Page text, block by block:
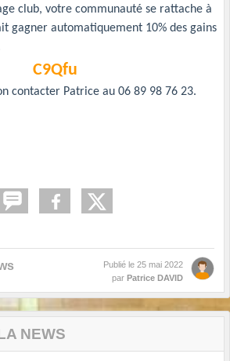
club, votre communauté se rattache à
gagner automatiquement 10% des gains
C9Qfu
contacter Patrice au 06 89 98 76 23.
Publié le 25 mai 2022
par Patrice DAVID
NEWS